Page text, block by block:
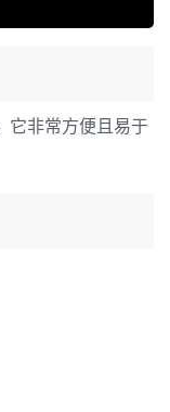
它非常方便且易于